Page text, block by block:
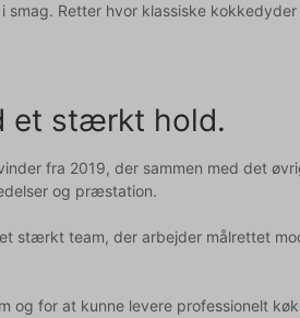
Retter hvor klassiske kokkedyder
et stærkt hold.
fra 2019, der sammen med det
og præstation.
stærkt team, der arbejder målrettet
og for at kunne levere professionelt